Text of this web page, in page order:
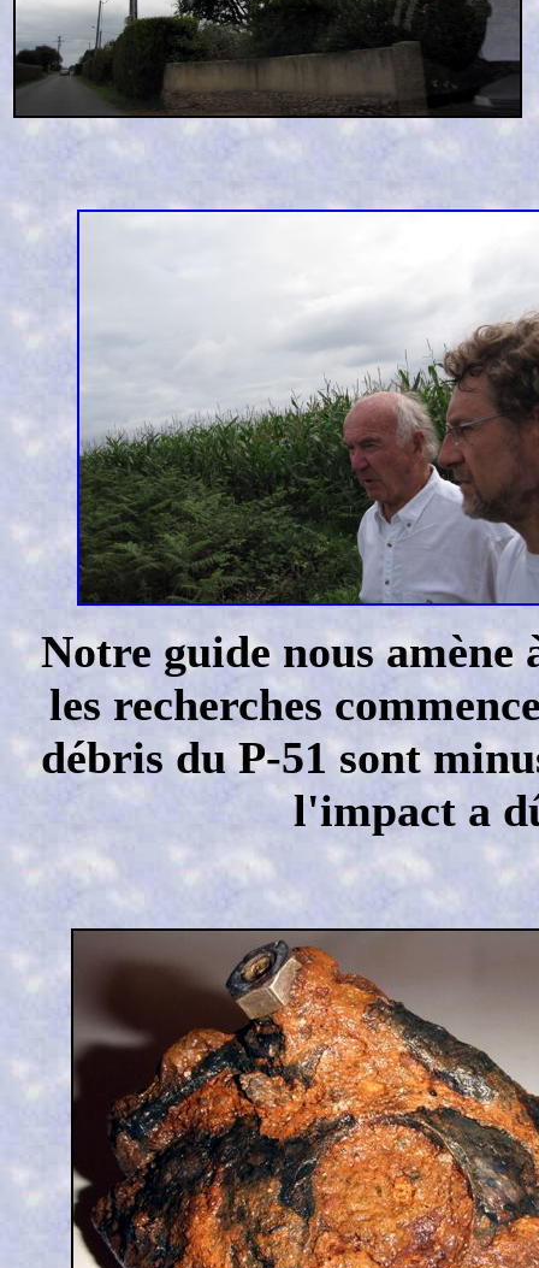
Notre guide nous amène
les recherches
débris du P-51 sont
l'impact a